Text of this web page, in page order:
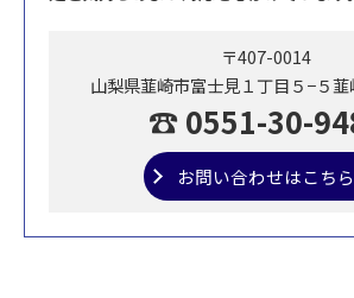
〒407-0014
山梨県韮崎市富士見１丁目５−５
☎ 0551-30-
お問い合わせはこちら